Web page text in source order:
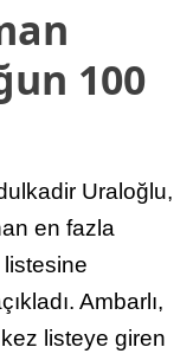
100
Uraloğlu,
en fazla
Ambarlı,
listeye giren